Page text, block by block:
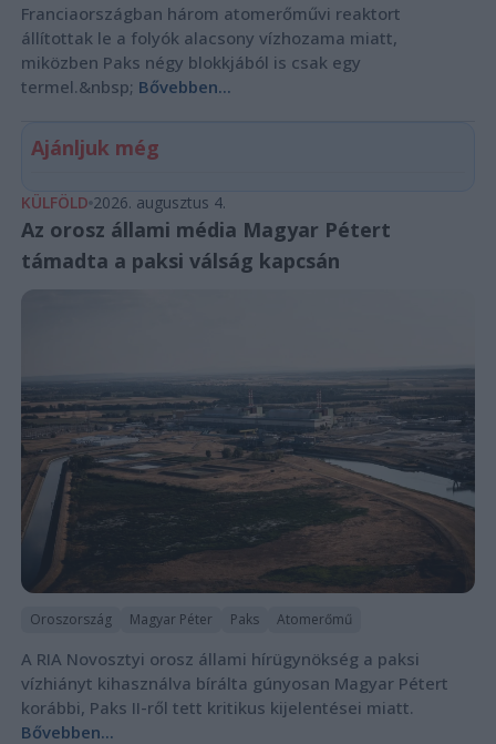
Franciaországban három atomerőművi reaktort
állítottak le a folyók alacsony vízhozama miatt,
miközben Paks négy blokkjából is csak egy
termel.&nbsp; Bővebben...
Ajánljuk még
KÜLFÖLD 2026. augusztus 4.
Az orosz állami média Magyar Pétert
támadta a paksi válság kapcsán
Oroszország Magyar Péter Paks Atomerőmű
A RIA Novosztyi orosz állami hírügynökség a paksi
vízhiányt kihasználva bírálta gúnyosan Magyar Pétert
korábbi, Paks II-ről tett kritikus kijelentései miatt.
Bővebben...